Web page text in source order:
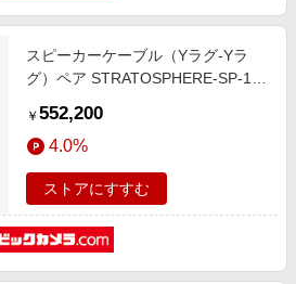
スピーカーケーブル（Yラグ-Yラ
グ）ペア STRATOSPHERE-SP-1-
￥ 552,200
4.0%
ストアにすすむ